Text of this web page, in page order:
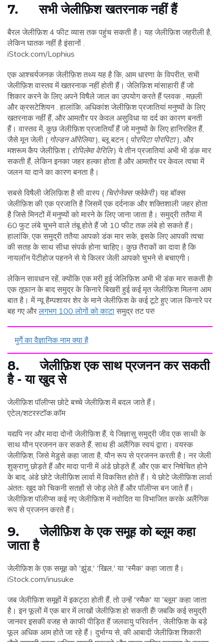
7. सभी जेलीफ़िश खतरनाक नहीं हैं
बैरल जेलीफ़िश 4 फीट व्यास तक पहुंच सकती है। यह जेलीफ़िश जहरीली है,
लेकिन घातक नहीं है इंसानों .
iStock.com/Lophius
एक आश्चर्यजनक जेलीफ़िश तथ्य यह है कि, आम धारणा के विपरीत, सभी
जेलीफ़िश वास्तव में खतरनाक नहीं होती हैं। जेलिफ़िश मांसाहारी हैं जो
शिकार करने के लिए अपने विषैले जाल का उपयोग करते हैं प्लवक , मछली
और क्रसटेशियन . हालांकि, अधिकांश जेलीफ़िश प्रजातियां मनुष्यों के लिए
खतरनाक नहीं हैं, और आमतौर पर केवल असुविधा या दर्द का कारण बनती
हैं। वास्तव में, कुछ जेलीफ़िश प्रजातियाँ हैं जो मनुष्यों के लिए हानिरहित हैं,
जैसे मून जेली ( गोल्डन ऑरेलिया), ब्लू बटन ( पोरपिटा पोरपिटा), और
मशरूम कैप जेलीफ़िश ( रोपिलेमा वेरिलि) ये तीन प्रजातियां अभी भी डंक मार
सकती हैं, लेकिन इनका जहर हल्का होता है और आमतौर पर केवल त्वचा में
जलन या दाने का कारण बनता है।
सबसे विषैली जेलिफ़िश है सी वास्प ( चिरोनेक्स फ्लेकेरी) यह बॉक्स
जेलीफ़िश की एक प्रजाति है जिसमें एक दर्दनाक और शक्तिशाली जहर होता
है जिसे मिनटों में मनुष्यों को मारने के लिए जाना जाता है। समुद्री ततैया में
60 फुट लंबे चुभने वाले तंबू होते हैं जो 10 फीट तक लंबे हो सकते हैं।
हालांकि, एक समुद्री ततैया आपको डंक मार सके, इसके लिए आपकी त्वचा
की सतह के साथ सीधा संपर्क होना चाहिए। कुछ तैराकों का दावा है कि
नायलॉन पेंटीहोज पहनने से ये किलर जेली आपको चुभने से बचाएगी।
लेकिन सावधान रहें, क्योंकि एक मरी हुई जेलिफ़िश अभी भी डंक मार सकती है!
एक तूफान के बाद समुद्र के किनारे बिखरी हुई कई मृत जेलीफ़िश मिलना आम
बात है। में न्यू हैम्पशायर शेर के माने जेलीफ़िश के कई टूटे हुए जाल किनारे पर
बह गए औरलगभग 100 लोगों को काटा समुद्र तट पर!
मुर्गे का वैज्ञानिक नाम क्या है
8. जेलीफ़िश एक साथ प्रजनन कर सकती
है- या खुद से
जेलीफ़िश पॉलीप्स छोटे बच्चे जेलीफ़िश में बदल जाते हैं।
एटेल/शटरस्टॉक.कॉम
यद्यपि नर और मादा दोनों जेलीफ़िश हैं, ये जिज्ञासु समुद्री जीव एक साथी के
साथ यौन प्रजनन कर सकते हैं, साथ ही अलैंगिक स्वयं द्वारा। वयस्क
जेलीफ़िश, जिसे मेडुसे कहा जाता है, यौन रूप से प्रजनन करती है। नर जेली
शुक्राणु छोड़ते हैं और मादा पानी में अंडे छोड़ते हैं, और एक बार निषेचित होने
के बाद, अंडे छोटे जेलीफ़िश लार्वा में विकसित होते हैं। ये छोटे जेलीफ़िश लार्वा
अंततः खुद को चिकनी सतहों से जोड़ लेते हैं और पॉलीप्स बन जाते हैं।
जेलीफ़िश पॉलीप्स कई नए जेलीफ़िश में नवोदित या विभाजित करके अलैंगिक
रूप से प्रजनन करते हैं।
9. जेलीफ़िश के एक समूह को ब्लूम कहा
जाता है
जेलीफ़िश के एक समूह को 'झुंड,' 'खिल,' या 'स्मैक' कहा जाता है।
iStock.com/inusuke
जब जेलीफ़िश समूहों में इकट्ठा होती हैं, तो उन्हें 'स्मैक' या 'ब्लूम' कहा जाता
है। इन फूलों में एक बार में लाखों जेलीफ़िश हो सकती हैं! जबकि कई समुद्री
जानवर इसकी वजह से काफी पीड़ित हैं जलवायु परिवर्तन , जेलीफ़िश के बड़े
फूल अधिक आम होते जा रहे हैं। दुर्भाग्य से, की आबादी जेलीफ़िश शिकारी